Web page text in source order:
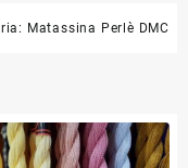
Matassina Perlè DMC